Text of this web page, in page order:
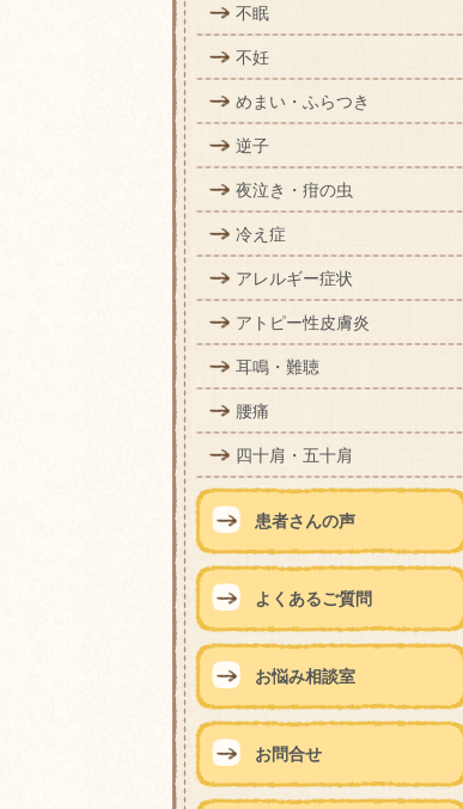
不眠
不妊
めまい・ふらつき
逆子
夜泣き・疳の虫
冷え症
アレルギー症状
アトピー性皮膚炎
耳鳴・難聴
腰痛
四十肩・五十肩
患者さんの声
よくあるご質問
お悩み相談室
お問合せ